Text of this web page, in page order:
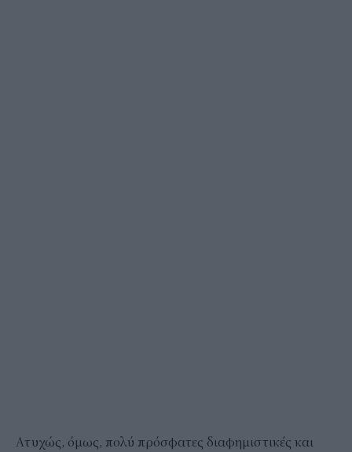
Ατυχώς, όμως, πολύ πρόσφατες διαφημιστικές και